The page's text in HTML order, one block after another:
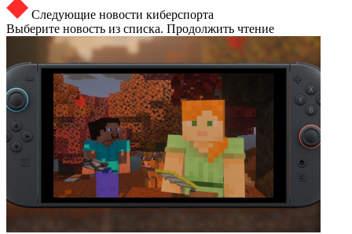
Следующие новости киберспорта
Выберите новость из списка. Продолжить чтение